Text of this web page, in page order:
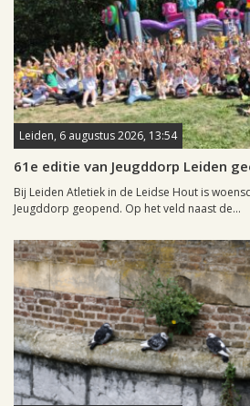
Leiden, 6 augustus 2026, 13:54
61e editie van Jeugddorp Leiden
Bij Leiden Atletiek in de Leidse Hout is
Jeugddorp geopend. Op het veld naast de...